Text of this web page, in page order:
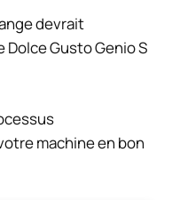
devrait
Gusto Genio S
machine en bon